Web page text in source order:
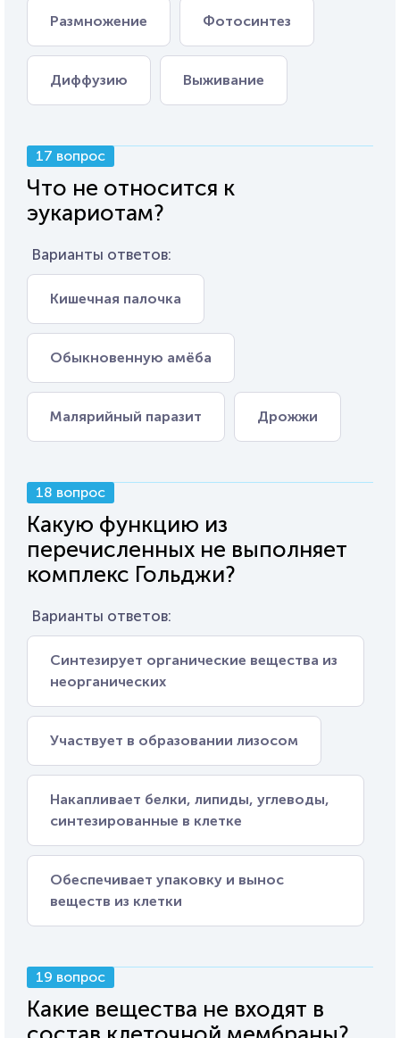
Размножение Фотосинтез
Диффузию Выживание
17 вопрос
Что не относится к
эукариотам?
Варианты ответов:
Кишечная палочка
Обыкновенную амёба
Малярийный паразит Дрожжи
18 вопрос
Какую функцию из
перечисленных не выполняет
комплекс Гольджи?
Варианты ответов:
Синтезирует органические вещества из
неорганических
Участвует в образовании лизосом
Накапливает белки, липиды, углеводы,
синтезированные в клетке
Обеспечивает упаковку и вынос
веществ из клетки
19 вопрос
Какие вещества не входят в